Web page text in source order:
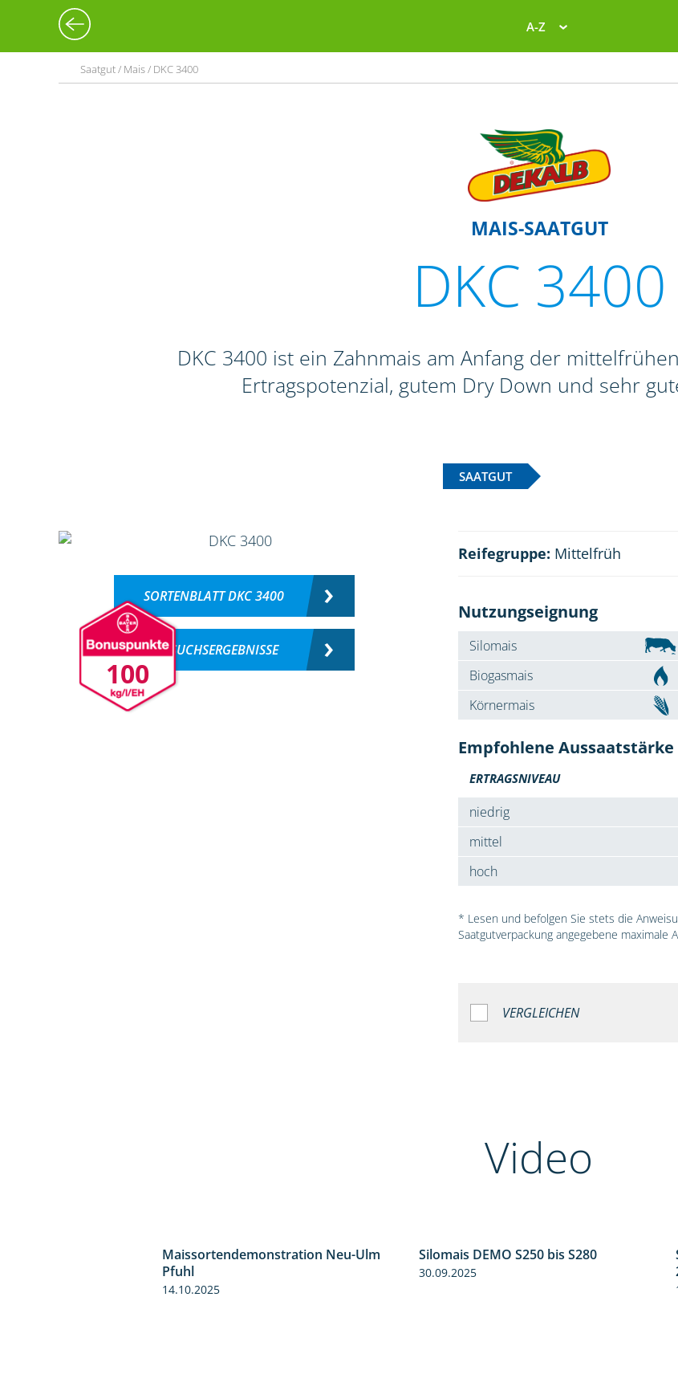
A-Z
Saatgut / Mais / DKC 3400
MAIS-SAATGUT
DKC 3400
DKC 3400 ist ein Zahnmais am Anfang der
Ertragspotenzial, gutem Dry Down und sehr
SAATGUT
100
SORTENBLATT DKC 3400
VERSUCHSERGEBNISSE
Reifegruppe: Mittelfrüh
Nutzungseignung
Silomais
Biogasmais
Körnermais
Empfohlene
ERTRAGSNIVEAU
niedrig
mittel
hoch
* Lesen und befolgen Sie stets die
Saatgutverpackung angegebene maximale
VERGLEICHEN
Video
Maissortendemonstration Neu-Ulm
Pfuhl
14.10.2025
Silomais DEMO S250 bis S280
30.09.2025